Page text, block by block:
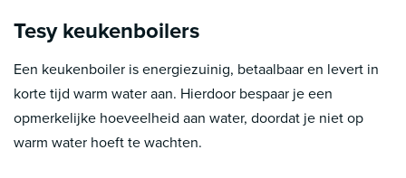
Tesy keukenboilers
Een keukenboiler is energiezuinig, betaalbaar en levert in
korte tijd warm water aan. Hierdoor bespaar je een
opmerkelijke hoeveelheid aan water, doordat je niet op
warm water hoeft te wachten.